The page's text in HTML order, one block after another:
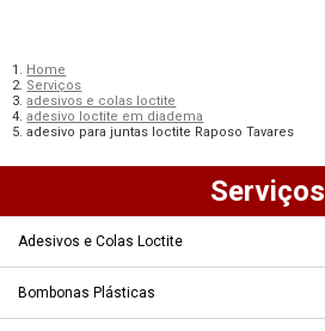
Home
Serviços
adesivos e colas loctite
adesivo loctite em diadema
adesivo para juntas loctite Raposo Tavares
Serviços
Adesivos e Colas Loctite
Bombonas Plásticas